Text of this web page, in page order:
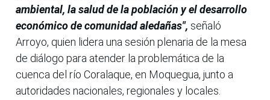
ambiental, la salud de la población y el desarrollo
económico de comunidad aledañas", señaló
Arroyo, quien lidera una sesión plenaria de la mesa
de diálogo para atender la problemática de la
cuenca del río Coralaque, en Moquegua, junto a
autoridades nacionales, regionales y locales.